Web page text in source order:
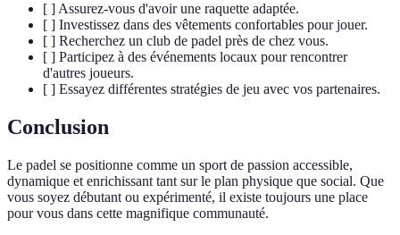
[ ] Assurez-vous d'avoir une raquette adaptée.
[ ] Investissez dans des vêtements confortables pour jouer.
[ ] Recherchez un club de padel près de chez vous.
[ ] Participez à des événements locaux pour rencontrer
d'autres joueurs.
[ ] Essayez différentes stratégies de jeu avec vos partenaires.
Conclusion
Le padel se positionne comme un sport de passion accessible,
dynamique et enrichissant tant sur le plan physique que social. Que
vous soyez débutant ou expérimenté, il existe toujours une place
pour vous dans cette magnifique communauté.